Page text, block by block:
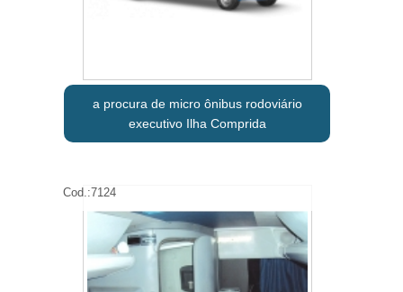
a procura de micro ônibus rodoviário
executivo Ilha Comprida
Cod.:7124